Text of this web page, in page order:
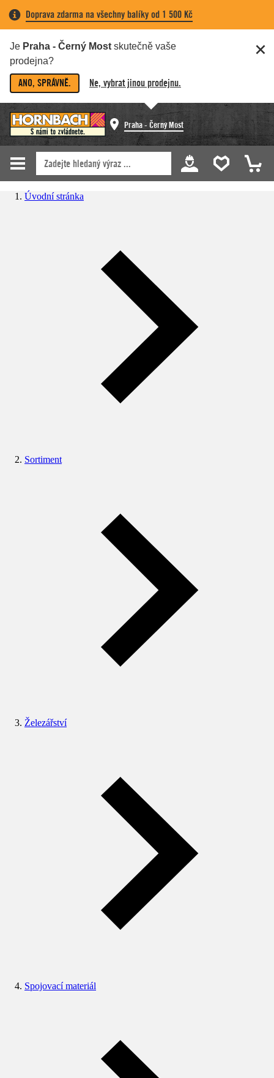
Doprava zdarma na všechny balíky od 1 500 Kč
Je Praha - Černý Most skutečně vaše
prodejna?
ANO, SPRÁVNĚ. Ne, vybrat jinou prodejnu.
Praha - Černý Most
Úvodní stránka
Sortiment
Železářství
Spojovací materiál